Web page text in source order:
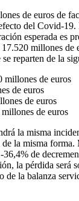
de euros de
del Covid-
esperada es
millones de
reparten de la
millones de euros
de euros
de euros
de euros
la misma
la misma forma.
36,4% de
la pérdida será
de la balanza